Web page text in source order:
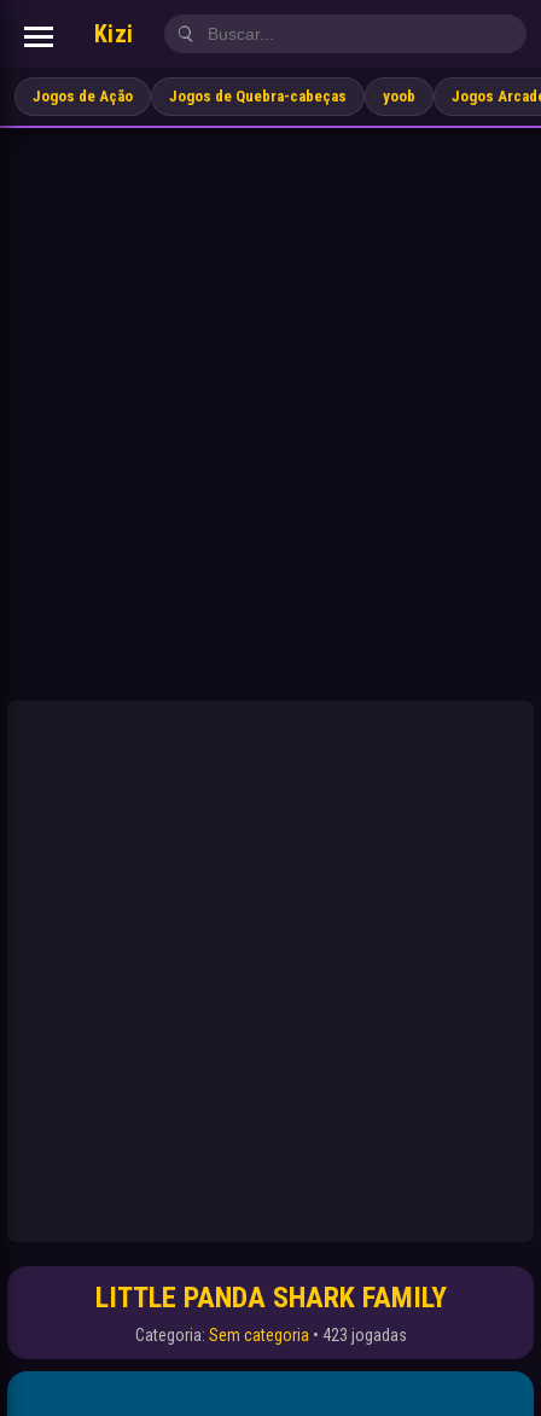
Kizi
Jogos de Ação Jogos de Quebra-cabeças yoob Jogos
LITTLE PANDA SHARK FAMILY
Categoria: Sem categoria • 423 jogadas